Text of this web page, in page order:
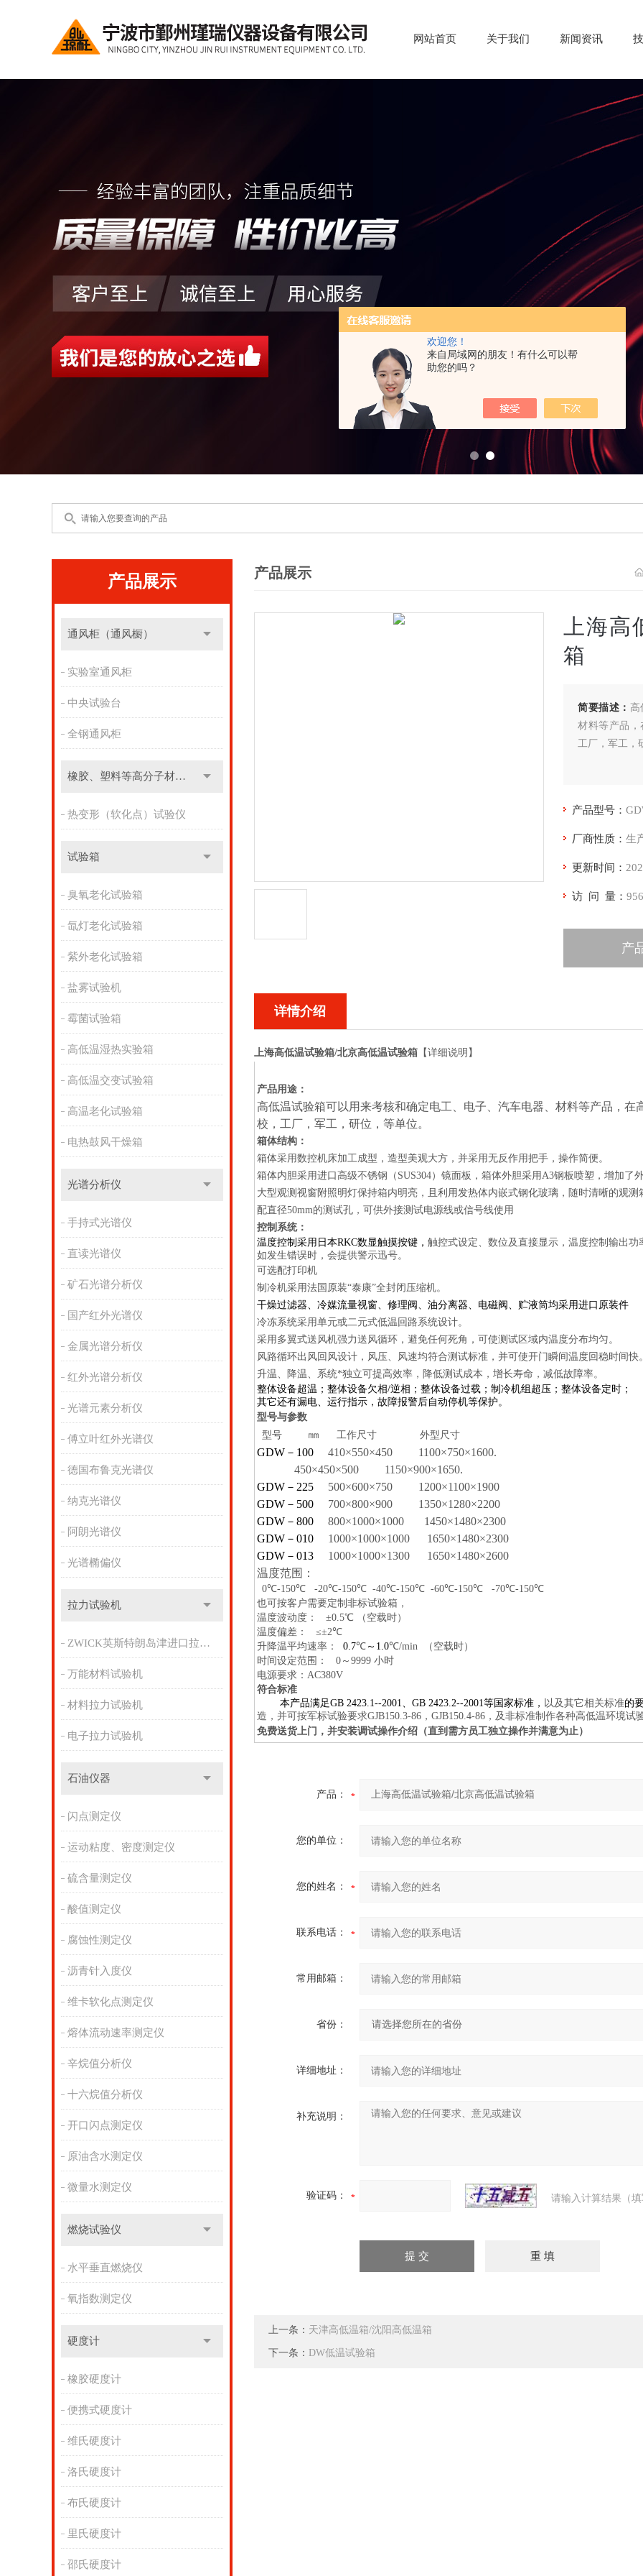
欢迎您！
来自局域网的朋友！有什么可以帮
助您的吗？
网站首页 关于我们 新闻资讯
产品展示
通风柜（通风橱）
实验室通风柜
中央试验台
全钢通风柜
橡胶、塑料等高分子材料实验设备
热变形（软化点）试验仪
试验箱
臭氧老化试验箱
氙灯老化试验箱
紫外老化试验箱
盐雾试验机
霉菌试验箱
高低温湿热实验箱
高低温交变试验箱
高温老化试验箱
电热鼓风干燥箱
光谱分析仪
手持式光谱仪
直读光谱仪
矿石光谱分析仪
国产红外光谱仪
金属光谱分析仪
红外光谱分析仪
光谱元素分析仪
傅立叶红外光谱仪
德国布鲁克光谱仪
纳克光谱仪
阿朗光谱仪
光谱椭偏仪
拉力试验机
ZWICK英斯特朗岛津进口拉力机
万能材料试验机
材料拉力试验机
电子拉力试验机
石油仪器
闪点测定仪
运动粘度、密度测定仪
硫含量测定仪
酸值测定仪
腐蚀性测定仪
沥青针入度仪
维卡软化点测定仪
熔体流动速率测定仪
辛烷值分析仪
十六烷值分析仪
开口闪点测定仪
原油含水测定仪
微量水测定仪
燃烧试验仪
水平垂直燃烧仪
氧指数测定仪
硬度计
橡胶硬度计
便携式硬度计
维氏硬度计
洛氏硬度计
布氏硬度计
里氏硬度计
邵氏硬度计
产品展示
上海
箱
简要描述： 高
材料等产品
工厂，军工，
产品型号：
厂商性质：生
更新时间：
访 问 量：
产
详情介绍
上海高低温试验箱/北京高低温试验箱 【详细说明】
产品用途：
高低温试验箱可以用来考核和确定电工、电子、汽车电器、材料等产品，
校，工厂，军工，研位，等单位。
箱体结构：
箱体采用数控机床加工成型，造型美观大方，并采用无反作用把手，操作简便。
箱体内胆采用进口高级不锈钢（ SUS304）镜面板，箱体外胆采用A3钢板喷塑，增加了
大型观测视窗附照明灯保持箱内明亮，且利用发热体内嵌式钢化玻璃，随时清晰的观测
配直径50mm的测试孔，可供外接测试电源线或信号线使用
控制系统：
温度控制采用日本RKC数显触摸按键， 触控式设定、数位及直接显示， 温度控制输出功
如发生错误时，会提供警示迅号。
可选配打印机
制冷机采用法国原装“泰康”全封闭压缩机。
干燥过滤器、冷媒流量视窗、修理阀、油分离器、电磁阀、贮液筒均采用进口原装件
冷冻系统采用单元或二元式低温回路系统设计。
采用多翼式送风机强力送风循环，避免任何死角，可使测试区域内温度分布均匀。
风路循环出风回风设计，风压、风速均符合测试标准，并可使开门瞬间温度回稳时间快
升温、降温、系统*独立可提高效率，降低测试成本，增长寿命，减低故障率。
整体设备超温；整体设备欠相/逆相；整体设备过载；制冷机组超压；整体设备定时；
其它还有漏电、运行指示，故障报警后自动停机等保护。
型号与参数
型号
㎜ 工作尺寸 外型尺寸
GDW － 100 410×550×450 1100×750×1600.
450×450×500 1150×900×1650.
GDW － 225 500×600×750 1200×1100×1900
GDW － 500 700×800×900 1350×1280×2200
GDW － 800 800×1000×1000 1450×1480×2300
GDW － 010 1000×1000×1000 1650×1480×2300
GDW － 013 1000×1000×1300 1650×1480×2600
温度范围：
0℃-150℃ -20℃-150℃ -40℃-150℃ -60℃-150℃ -70℃-150℃
也可按客户需要定制非标试验箱，
温度波动度：
±0.5℃ （空载时）
温度偏差：
≤±2℃
升降温平均速率：
0.7℃ ～ 1.0℃/min
（空载时）
时间设定范围：
0 ～ 9999 小时
电源要求： AC380V
符合标准
本产品满足GB 2423.1--2001、 GB 2423.2--2001等国家标准， 以及其它相关标准的
造，并可按军标试验要求GJB150.3-86 ， GJB150.4-86 ，及非标准制作各种高低温环境试
免费送货上门，并安装调试操作介绍（直到需方员工独立操作并满意为止）
产品：
您的单位：
您的姓名：
联系电话：
常用邮箱：
省份：
详细地址：
补充说明：
验证码： 请输入计算结果（
上一条： 天津高低温箱/沈阳高低温箱
下一条： DW低温试验箱